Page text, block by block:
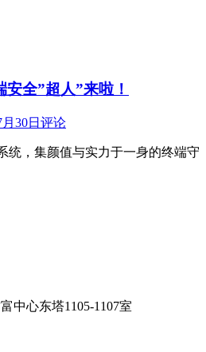
全”超人”来啦！
30日 评论
统，集颜值与实力于一身的终端守
中心东塔1105-1107室